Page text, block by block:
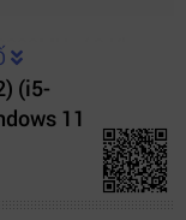
( 2 Khe
) Full HD
ứng , Màn hình
(i5-
11